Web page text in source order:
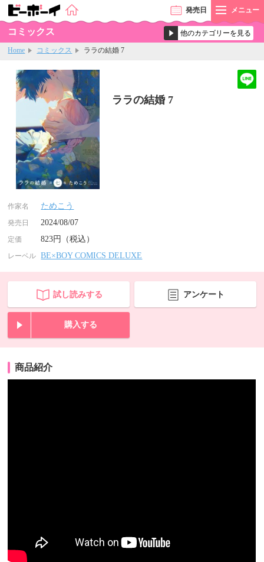
発売日 メニュー
コミックス
Home コミックス ララの結婚 7
ララの結婚 7
作家名 ためこう
発売日 2024/08/07
定価 823円（税込）
レーベル BE×BOY COMICS DELUXE
試し読みする アンケート
購入する
商品紹介